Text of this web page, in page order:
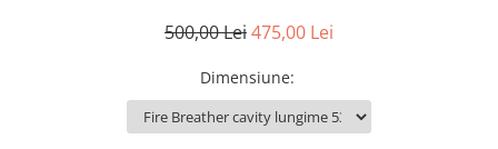
500,00 Lei475,00 Lei
Dimensiune: